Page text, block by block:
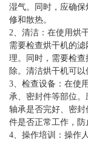
湿气。同时，应确
修和散热。
2、清洁：在使用烘
需要检查烘干机的
理。同时，需要检
除。清洁烘干机可以
3、检查设备：在使
承、密封件等部位
轴承是否完好、密
件是否正常工作，防
4、操作培训：操作